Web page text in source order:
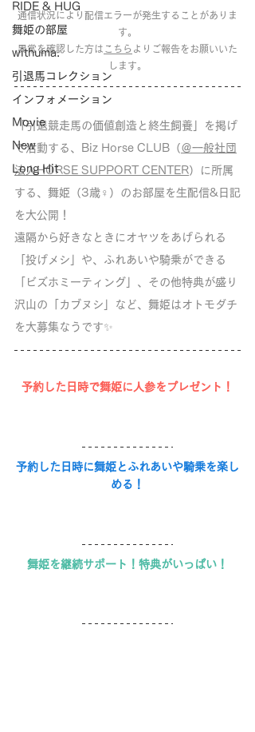
RIDE & HUG
舞姫の部屋
withuma.
引退馬コレクション
インフォメーション
Movie
New
Long Hit
通信状況により配信エラーが発生することがありま
す。
異常を確認した方は こちら よりご報告をお願いいた
します。
「引退競走馬の価値創造と終生飼養」を掲げ
て活動する、Biz Horse CLUB（ ＠一般社団
法人HORSE SUPPORT CENTER）に所属
する、舞姫（3歳♀）のお部屋を生配信&日記
を大公開！
遠隔から好きなときにオヤツをあげられる
「投げメシ」や、ふれあいや騎乗ができる
「ビズホミーティング」、その他特典が盛り
沢山の「カブヌシ」など、舞姫はオトモダチ
を大募集なうです✨
予約した日時で舞姫に人参をプレゼント！
予約した日時に舞姫とふれあいや騎乗を楽し
める！
舞姫を継続サポート！特典がいっぱい！